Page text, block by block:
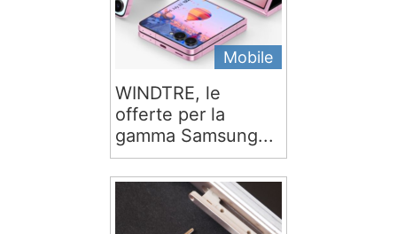
Mobile
WINDTRE, le
offerte per la
gamma Samsung...